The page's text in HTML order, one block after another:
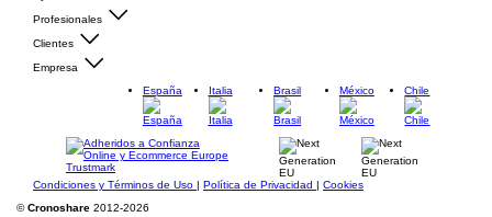
Profesionales
Clientes
Empresa
España
Italia Brasil México Chile
Condiciones y Términos de Uso | Política de Privacidad | Cookies
©Cronoshare 2012-2026